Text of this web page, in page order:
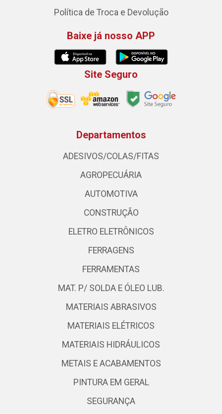
Política de Troca e Devolução
Baixe já nosso APP
Site Seguro
Departamentos
ADESIVOS/COLAS/FITAS
AGROPECUÁRIA
AUTOMOTIVA
CONSTRUÇÃO
ELETRO ELETRÔNICOS
FERRAGENS
FERRAMENTAS
MAT. P/ SOLDA E ÓLEO LUB.
MATERIAIS ABRASIVOS
MATERIAIS ELÉTRICOS
MATERIAIS HIDRÁULICOS
METAIS E ACABAMENTOS
PINTURA EM GERAL
SEGURANÇA